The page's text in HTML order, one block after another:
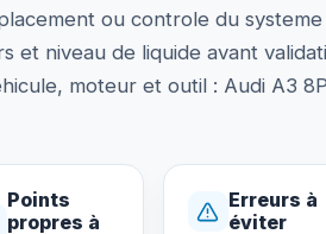
ou controle du
et niveau de liquide avant
moteur et outil : Audi A3
Points
propres à
Erreurs à
éviter